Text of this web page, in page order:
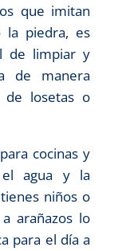
que imitan
la piedra, es
de limpiar y
de manera
de losetas o
cocinas y
agua y la
niños o
arañazos lo
para el día a